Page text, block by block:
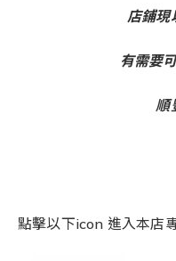
店鋪現
有需要
順
點擊以下icon 進入本店